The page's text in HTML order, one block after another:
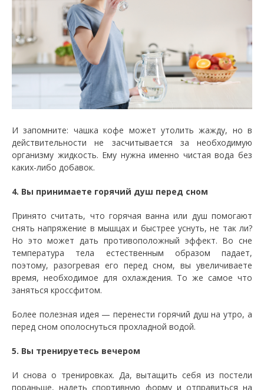
И запомните: чашка кофе может утолить жажду, но в
действительности не засчитывается за необходимую
организму жидкость. Ему нужна именно чистая вода без
каких-либо добавок.
4. Вы принимаете горячий душ перед сном
Принято считать, что горячая ванна или душ помогают
снять напряжение в мышцах и быстрее уснуть, не так ли?
Но это может дать противоположный эффект. Во сне
температура тела естественным образом падает,
поэтому, разогревая его перед сном, вы увеличиваете
время, необходимое для охлаждения. То же самое что
заняться кроссфитом.
Более полезная идея — перенести горячий душ на утро, а
перед сном ополоснуться прохладной водой.
5. Вы тренируетесь вечером
И снова о тренировках. Да, вытащить себя из постели
пораньше, надеть спортивную форму и отправиться на